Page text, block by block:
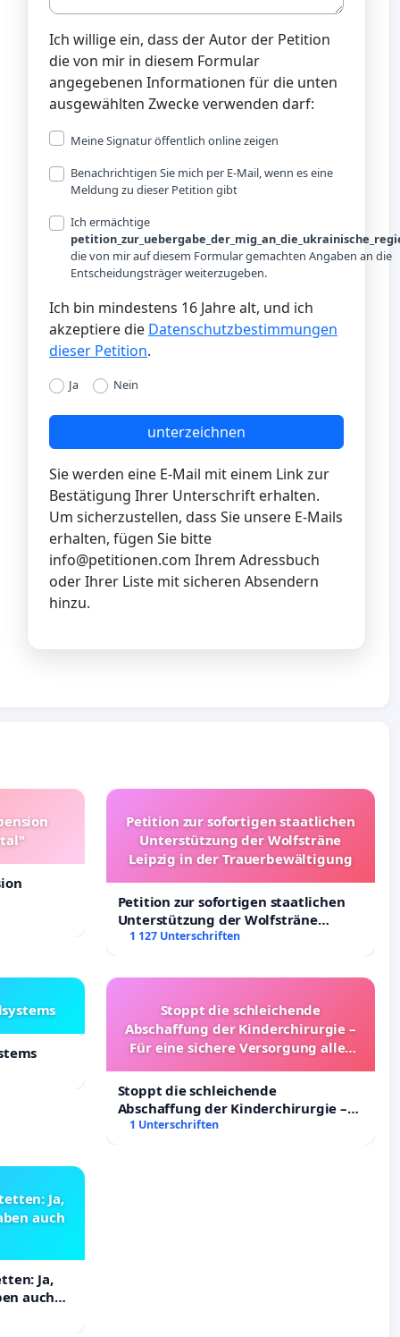
Ich willige ein, dass der Autor der Petition
die von mir in diesem Formular
angegebenen Informationen für die unten
ausgewählten Zwecke verwenden darf:
Meine Signatur öffentlich online zeigen
Benachrichtigen Sie mich per E-Mail, wenn es eine
Meldung zu dieser Petition gibt
Ich ermächtige
die von mir auf diesem Formular gemachten Angaben an die
Entscheidungsträger weiterzugeben.
Ich bin mindestens 16 Jahre alt, und ich
akzeptiere die Datenschutzbestimmungen
dieser Petition.
Ja Nein
unterzeichnen
Sie werden eine E-Mail mit einem Link zur
Bestätigung Ihrer Unterschrift erhalten.
Um sicherzustellen, dass Sie unsere E-Mails
erhalten, fügen Sie bitte
info@petitionen.com Ihrem Adressbuch
oder Ihrer Liste mit sicheren Absendern
hinzu.
Petition zur sofortigen staatlichen
Unterstützung der Wolfsträne
Leipzig in der Trauerbewältigung
Petition zur sofortigen staatlichen
Unterstützung der Wolfsträne
Leipzig in der Trauerbewältigung
1 127 Unterschriften
Stoppt die schleichende
Abschaffung der Kinderchirurgie –
Für eine sichere Versorgung aller
Stoppt die schleichende
Abschaffung der Kinderchirurgie –
Für eine sichere Versorgung aller
1 Unterschriften
Ja,
auch
Ja,
auch